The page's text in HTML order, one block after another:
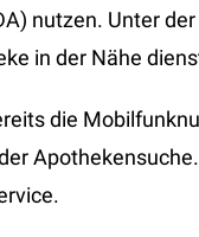
nutzen. Unter
in der Nähe
die